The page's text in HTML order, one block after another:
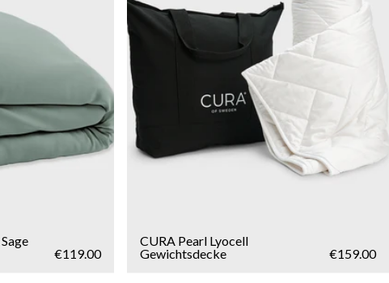
Sage
€119.00
WEIGHT
6kg
10kg
Add to cart
CURA Pearl Lyocell
Gewichtsdecke
€159.00